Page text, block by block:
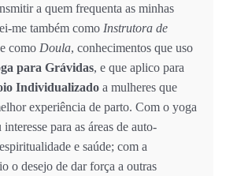
a quem frequenta as minhas
me também como Instrutora de
e como Doula, conhecimentos que uso
para Grávidas, e que aplico para
Individualizado a mulheres que
experiência de parto. Com o yoga
para as áreas de auto-
e saúde; com a
o desejo de dar força a outras